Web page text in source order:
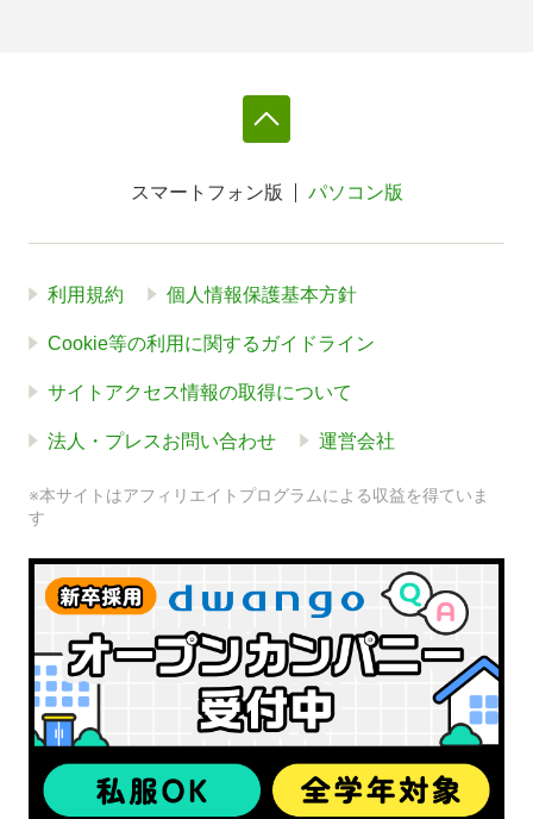
スマートフォン版 パソコン版
利用規約 個人情報保護基本方針
Cookie等の利用に関するガイドライン
サイトアクセス情報の取得について
法人・プレスお問い合わせ 運営会社
※本サイトはアフィリエイトプログラムによる収益を得ていま
す